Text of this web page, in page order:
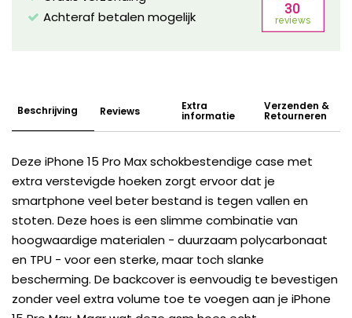
Achteraf betalen mogelijk
Beschrijving Reviews Extra
informatie
Verzenden &
Retourneren
Deze iPhone 15 Pro Max schokbestendige case met
extra verstevigde hoeken zorgt ervoor dat je
smartphone veel beter bestand is tegen vallen en
stoten. Deze hoes is een slimme combinatie van
hoogwaardige materialen - duurzaam polycarbonaat
en TPU - voor een sterke, maar toch slanke
bescherming. De backcover is eenvoudig te bevestigen
zonder veel extra volume toe te voegen aan je iPhone